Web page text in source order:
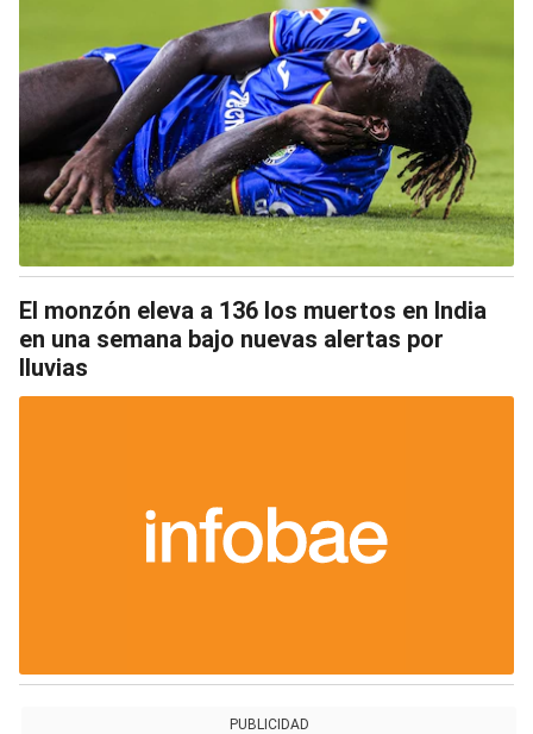
El monzón eleva a 136 los muertos en India
en una semana bajo nuevas alertas por
lluvias
PUBLICIDAD